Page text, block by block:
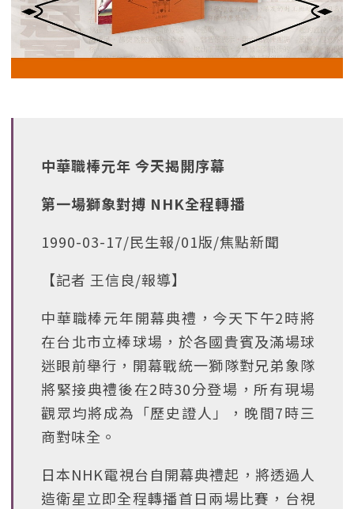
中華職棒元年 今天揭開序幕
第一場獅象對搏 NHK全程轉播
1990-03-17/民生報/01版/焦點新聞
【記者 王信良/報導】
中華職棒元年開幕典禮，今天下午2時將
在台北市立棒球場，於各國貴賓及滿場球
迷眼前舉行，開幕戰統一獅隊對兄弟象隊
將緊接典禮後在2時30分登場，所有現場
觀眾均將成為「歷史證人」，晚間7時三
商對味全。
日本NHK電視台自開幕典禮起，將透過人
造衛星立即全程轉播首日兩場比賽，台視